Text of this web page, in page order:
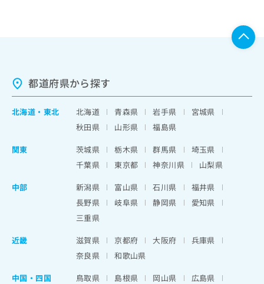
都道府県から探す
北海道 ・ 東北 北海道 青森県 岩手県
宮城県
秋田県
山形県
福島県
関東
茨城県 栃木県 群馬県
埼玉県
千葉県
東京都 神奈川県
山梨県
中部
新潟県 富山県 石川県
福井県
長野県
岐阜県 静岡県
愛知県
三重県
近畿
滋賀県 京都府 大阪府
兵庫県
奈良県
和歌山県
中国・四国
鳥取県 島根県 岡山県
広島県